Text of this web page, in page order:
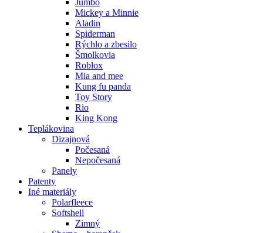
Mickey a Minnie
Aladin
Spiderman
Rýchlo a zbesilo
Šmolkovia
Roblox
Mia and mee
Kung fu panda
Toy Story
Rio
King Kong
Teplákovina
Dizajnová
Počesaná
Nepočesaná
Panely
Patenty
Iné materiály
Polarfleece
Softshell
Zimný